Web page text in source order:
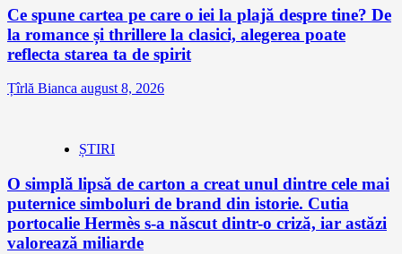
Ce spune cartea pe care o iei la plajă despre tine? De
la romance și thrillere la clasici, alegerea poate
reflecta starea ta de spirit
Țîrlă Bianca august 8, 2026
ȘTIRI
O simplă lipsă de carton a creat unul dintre cele mai
puternice simboluri de brand din istorie. Cutia
portocalie Hermès s-a născut dintr-o criză, iar astăzi
valorează miliarde